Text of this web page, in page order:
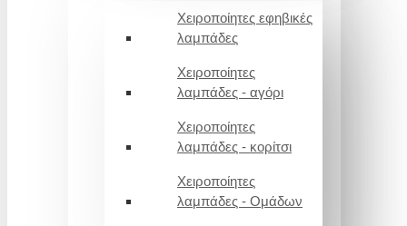
Χειροποίητες εφηβικές
λαμπάδες
Χειροποίητες
λαμπάδες - αγόρι
Χειροποίητες
λαμπάδες - κορίτσι
Χειροποίητες
λαμπάδες - Ομάδων